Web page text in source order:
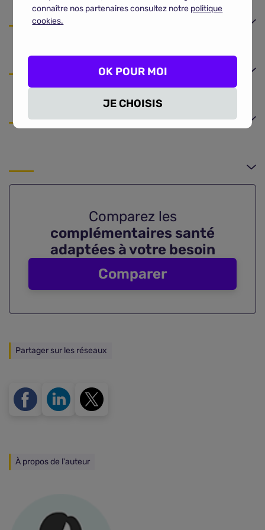
Comparez les
complémentaires santé
adaptées à votre besoin
Comparer
Partager sur les réseaux
À propos de l'auteur
connaître nos partenaires consultez notre politique
cookies.
JE CHOISIS
OK POUR MOI